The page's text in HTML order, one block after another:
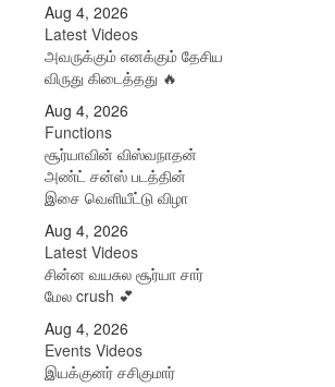
Aug 4, 2026
Latest Videos
அவருக்கும் எனக்கும் தேசிய
விருது கிடைத்தது 🔥
Aug 4, 2026
Functions
சூர்யாவின் விஸ்வநாதன்
அண்ட் சன்ஸ் படத்தின்
இசை வெளியீட்டு விழா
Aug 4, 2026
Latest Videos
சின்ன வயசுல சூர்யா சார்
மேல crush 💕
Aug 4, 2026
Events Videos
இயக்குனர் சசிகுமார்